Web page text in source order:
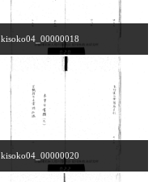
kisoko04_00000018
kisoko04_00000020